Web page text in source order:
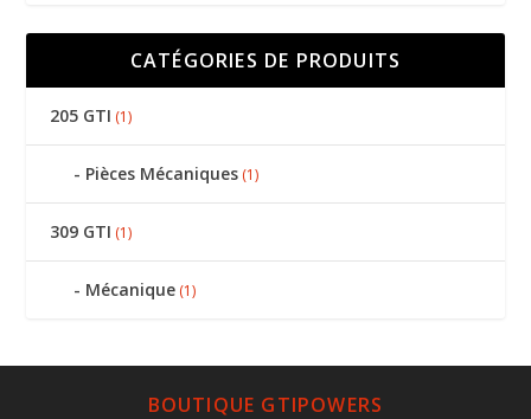
CATÉGORIES DE PRODUITS
205 GTI (1)
Pièces Mécaniques (1)
309 GTI (1)
Mécanique (1)
BOUTIQUE GTIPOWERS